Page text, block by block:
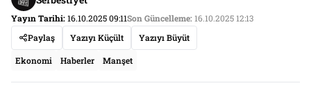
Yayın Tarihi:16.10.2025 09:11Son Güncelleme:16.10.2025 12:13
Paylaş
Yazıyı Küçült Yazıyı Büyüt
Ekonomi Haberler Manşet